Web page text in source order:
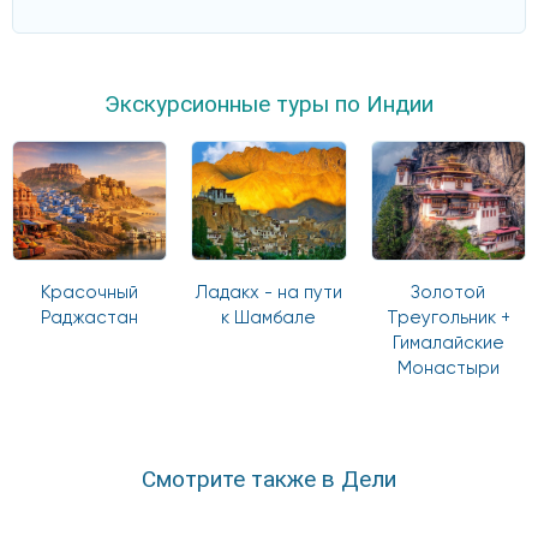
Экскурсионные туры по Индии
Красочный
Раджастан
Ладакх - на пути
к Шамбале
Золотой
Треугольник +
Гималайские
Монастыри
Смотрите также в Дели